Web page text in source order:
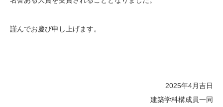
謹んでお慶び申し上げます。
2025年4月吉日
建築学科構成員一同